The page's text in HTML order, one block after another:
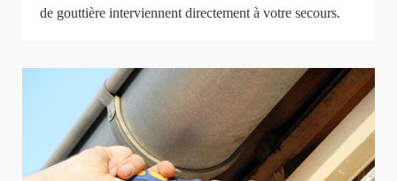
de gouttière interviennent directement à votre secours.